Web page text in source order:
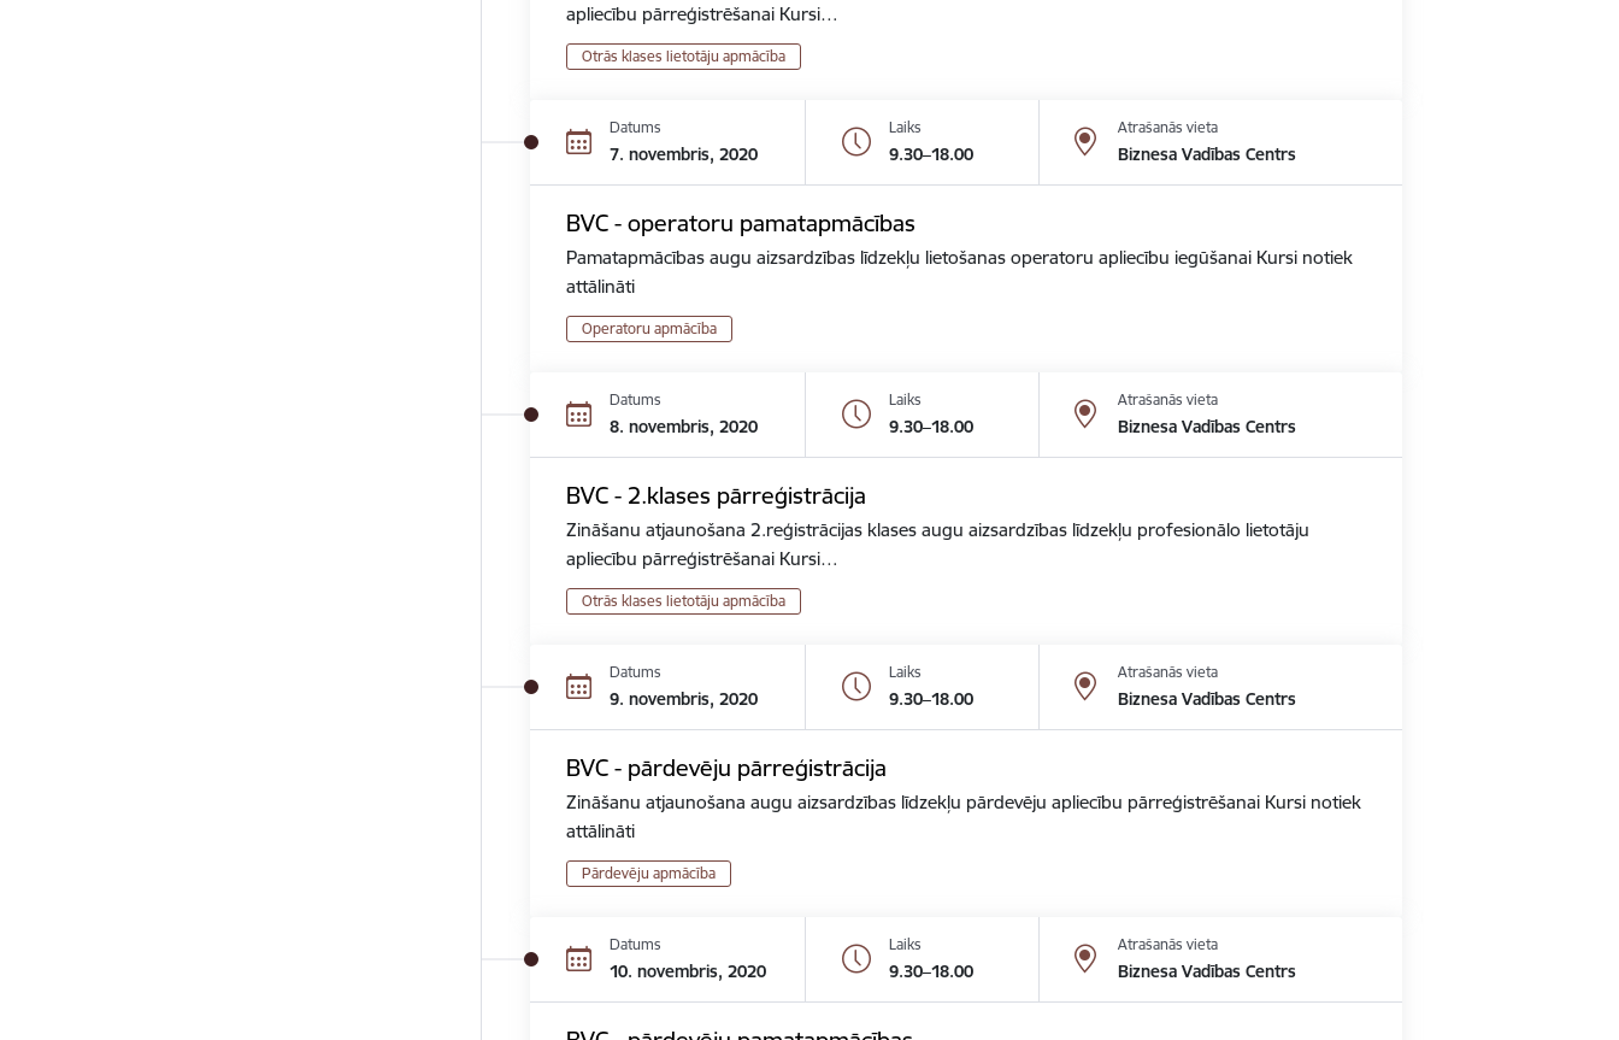
apliecību pārreģistrēšanai Kursi…
Otrās klases lietotāju apmācība
Datums
7. novembris, 2020
Laiks
9.30–18.00
Atrašanās vieta
Biznesa Vadības Centrs
BVC - operatoru pamatapmācības
Pamatapmācības augu aizsardzības līdzekļu lietošanas operatoru apliecību iegūšanai Kursi notiek
attālināti
Operatoru apmācība
Datums
8. novembris, 2020
Laiks
9.30–18.00
Atrašanās vieta
Biznesa Vadības Centrs
BVC - 2.klases pārreģistrācija
Zināšanu atjaunošana 2.reģistrācijas klases augu aizsardzības līdzekļu profesionālo lietotāju
apliecību pārreģistrēšanai Kursi…
Otrās klases lietotāju apmācība
Datums
9. novembris, 2020
Laiks
9.30–18.00
Atrašanās vieta
Biznesa Vadības Centrs
BVC - pārdevēju pārreģistrācija
Zināšanu atjaunošana augu aizsardzības līdzekļu pārdevēju apliecību pārreģistrēšanai Kursi notiek
attālināti
Pārdevēju apmācība
Datums
10. novembris, 2020
Laiks
9.30–18.00
Atrašanās vieta
Biznesa Vadības Centrs